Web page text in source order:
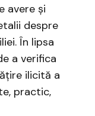
avere și
despre
În lipsa
a verifica
ilicită a
practic,